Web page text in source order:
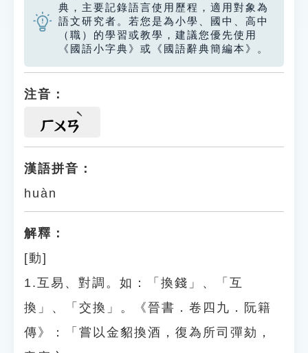
典，主要記錄語言使用歷程，適用對象為
語文研究者。若您是為小學、國中、高中
（職）的學習或教學，建議您優先使用
《國語小字典》或《國語辭典簡編本》。
注音：
ㄏㄨㄢ
漢語拼音：
huàn
解釋：
[動]
1.互易、對調。如：「換錢」、「互
換」、「交換」。《晉書．卷四九．阮籍
傳》：「嘗以金貂換酒，復為所司彈劾，